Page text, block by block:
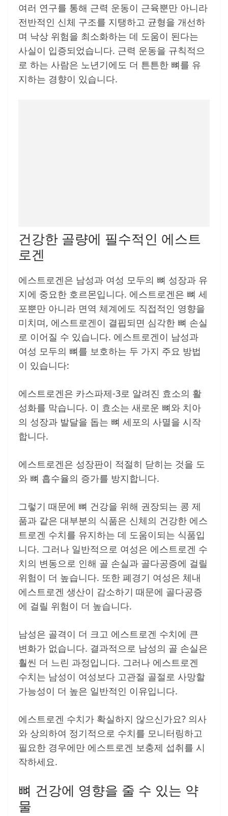
여러 연구를 통해 근력 운동이 근육뿐만 아니라
전반적인 신체 구조를 지탱하고 균형을 개선하
며 낙상 위험을 최소화하는 데 도움이 된다는
사실이 입증되었습니다. 근력 운동을 규칙적으
로 하는 사람은 노년기에도 더 튼튼한 뼈를 유
지하는 경향이 있습니다.
건강한 골량에 필수적인 에스트
로겐
에스트로겐은 남성과 여성 모두의 뼈 성장과 유
지에 중요한 호르몬입니다. 에스트로겐은 뼈 세
포뿐만 아니라 면역 체계에도 직접적인 영향을
미치며, 에스트로겐이 결핍되면 심각한 뼈 손실
로 이어질 수 있습니다. 에스트로겐이 남성과
여성 모두의 뼈를 보호하는 두 가지 주요 방법
이 있습니다:
에스트로겐은 카스파제-3로 알려진 효소의 활
성화를 막습니다. 이 효소는 새로운 뼈와 치아
의 성장과 발달을 돕는 뼈 세포의 사멸을 시작
합니다.
에스트로겐은 성장판이 적절히 닫히는 것을 도
와 뼈 흡수율의 증가를 방지합니다.
그렇기 때문에 뼈 건강을 위해 권장되는 콩 제
품과 같은 대부분의 식품은 신체의 건강한 에스
트로겐 수치를 유지하는 데 도움이되는 식품입
니다. 그러나 일반적으로 여성은 에스트로겐 수
치의 변동으로 인해 골 손실과 골다공증에 걸릴
위험이 더 높습니다. 또한 폐경기 여성은 체내
에스트로겐 생산이 감소하기 때문에 골다공증
에 걸릴 위험이 더 높습니다.
남성은 골격이 더 크고 에스트로겐 수치에 큰
변화가 없습니다. 결과적으로 남성의 골 손실은
훨씬 더 느린 과정입니다. 그러나 에스트로겐
수치는 남성이 여성보다 고관절 골절로 사망할
가능성이 더 높은 일반적인 이유입니다.
에스트로겐 수치가 확실하지 않으신가요? 의사
와 상의하여 정기적으로 수치를 모니터링하고
필요한 경우에만 에스트로겐 보충제 섭취를 시
작하세요.
뼈 건강에 영향을 줄 수 있는 약
물